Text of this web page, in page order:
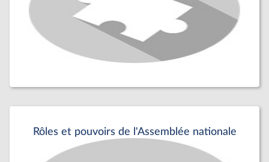
Rôles et pouvoirs de l'Assemblée nationale